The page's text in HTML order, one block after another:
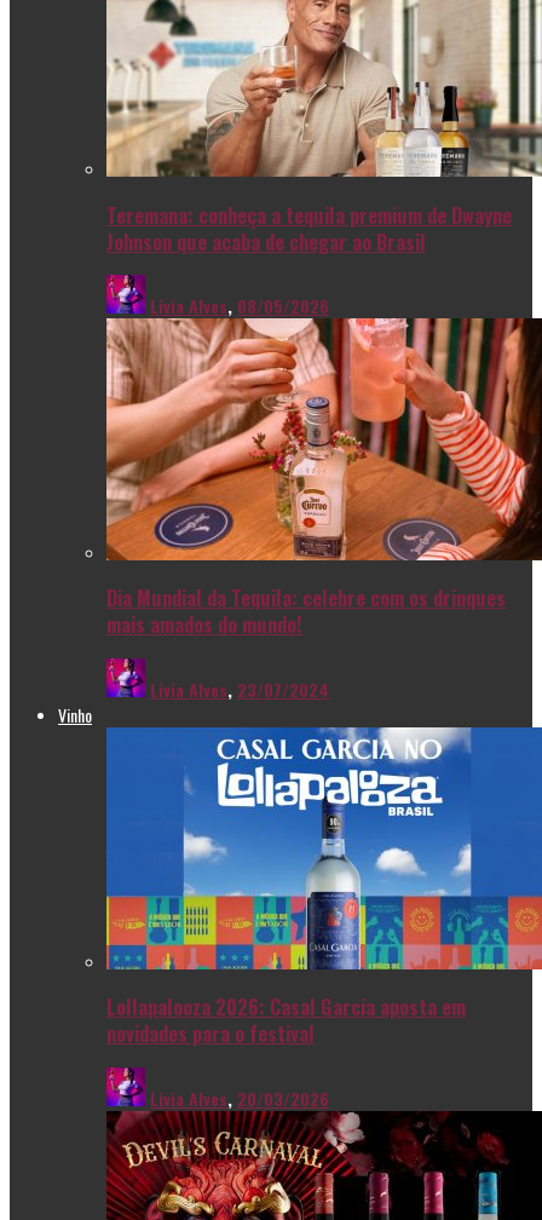
Teremana: conheça a tequila premium de Dwayne
Johnson que acaba de chegar ao Brasil
Livia Alves, 08/05/2026
Dia Mundial da Tequila: celebre com os drinques
mais amados do mundo!
Livia Alves, 23/07/2024
Vinho
Lollapalooza 2026: Casal Garcia aposta em
novidades para o festival
Livia Alves, 20/03/2026